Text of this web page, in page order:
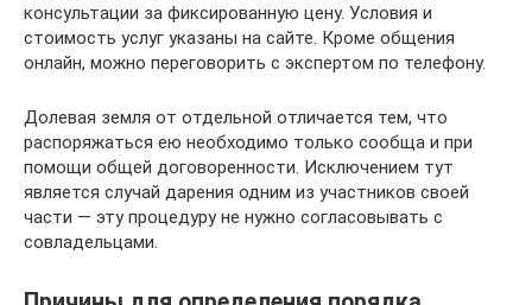
консультации за фиксированную цену. Условия и
стоимость услуг указаны на сайте. Кроме общения
онлайн, можно переговорить с экспертом по телефону.
Долевая земля от отдельной отличается тем, что
распоряжаться ею необходимо только сообща и при
помощи общей договоренности. Исключением тут
является случай дарения одним из участников своей
части — эту процедуру не нужно согласовывать с
совладельцами.